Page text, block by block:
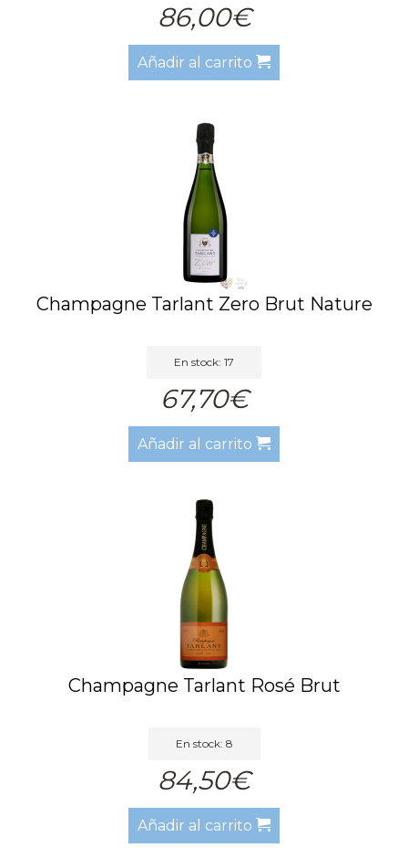
86,00€
Añadir al carrito
Champagne Tarlant Zero Brut Nature
En stock: 17
67,70€
Añadir al carrito
Champagne Tarlant Rosé Brut
En stock: 8
84,50€
Añadir al carrito